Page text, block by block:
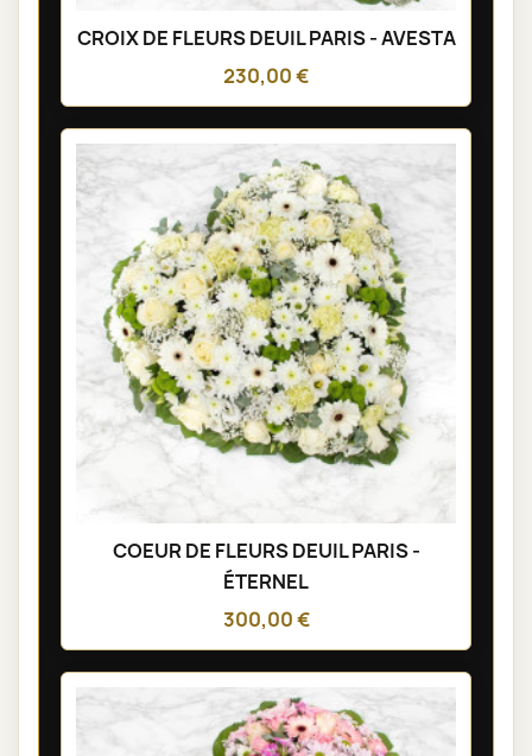
CROIX DE FLEURS DEUIL PARIS - AVESTA
230,00 €
COEUR DE FLEURS DEUIL PARIS -
ÉTERNEL
300,00 €